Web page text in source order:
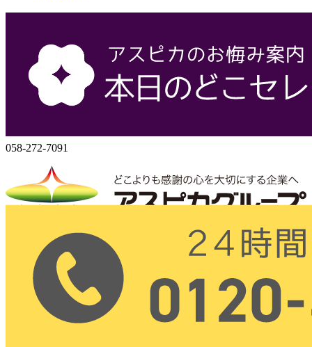
株式会社アスピカ
500-8357
岐阜県岐阜市六条大溝1丁目2‐3
058-272-7091
株式会社アスピカ
〒500-8357
岐阜県岐阜市六条大溝1丁目2‐3
（24時間 365日営業）